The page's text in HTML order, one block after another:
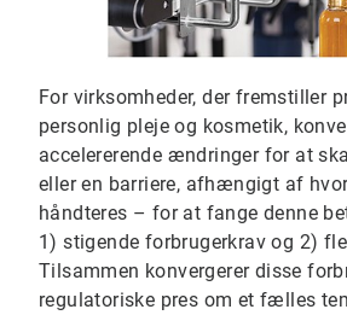
For virksomheder, der fremstiller
personlig pleje og kosmetik,
accelererende ændringer for at
eller en barriere, afhængigt af
håndteres – for at fange denne
1) stigende forbrugerkrav og 2)
Tilsammen konvergerer disse
regulatoriske pres om et fælles